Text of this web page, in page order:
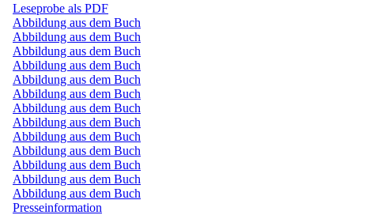
Leseprobe als PDF
Abbildung aus dem Buch
Abbildung aus dem Buch
Abbildung aus dem Buch
Abbildung aus dem Buch
Abbildung aus dem Buch
Abbildung aus dem Buch
Abbildung aus dem Buch
Abbildung aus dem Buch
Abbildung aus dem Buch
Abbildung aus dem Buch
Abbildung aus dem Buch
Abbildung aus dem Buch
Abbildung aus dem Buch
Presseinformation